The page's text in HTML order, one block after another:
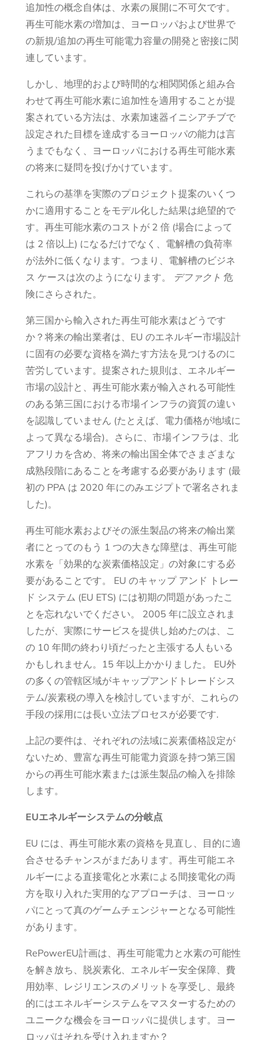
追加性の概念自体は、水素の展開に不可欠です。
再生可能水素の増加は、ヨーロッパおよび世界で
の新規/追加の再生可能電力容量の開発と密接に関
連しています。
しかし、地理的および時間的な相関関係と組み合
わせて再生可能水素に追加性を適用することが提
案されている方法は、水素加速器イニシアチブで
設定された目標を達成するヨーロッパの能力は言
うまでもなく、ヨーロッパにおける再生可能水素
の将来に疑問を投げかけています。
これらの基準を実際のプロジェクト提案のいくつ
かに適用することをモデル化した結果は絶望的で
す。再生可能水素のコストが 2 倍 (場合によって
は 2 倍以上) になるだけでなく、電解槽の負荷率
が法外に低くなります。つまり、電解槽のビジネ
ス ケースは次のようになります。
デファクト 危
険にさらされた。
第三国から輸入された再生可能水素はどうです
か？将来の輸出業者は、EU のエネルギー市場設計
に固有の必要な資格を満たす方法を見つけるのに
苦労しています。提案された規則は、エネルギー
市場の設計と、再生可能水素が輸入される可能性
のある第三国における市場インフラの資質の違い
を認識していません (たとえば、電力価格が地域に
よって異なる場合)。さらに、市場インフラは、北
アフリカを含め、将来の輸出国全体でさまざまな
成熟段階にあることを考慮する必要があります (最
初の PPA は 2020 年にのみエジプトで署名されま
した)。
再生可能水素およびその派生製品の将来の輸出業
者にとってのもう 1 つの大きな障壁は、再生可能
水素を「効果的な炭素価格設定」の対象にする必
要があることです。 EU のキャップ アンド トレー
ド システム (EU ETS) には初期の問題があったこ
とを忘れないでください。 2005 年に設立されま
したが、実際にサービスを提供し始めたのは、こ
の 10 年間の終わり頃だったと主張する人もいる
かもしれません。15 年以上かかりました。 EU外
の多くの管轄区域がキャップアンドトレードシス
テム/炭素税の導入を検討していますが、これらの
手段の採用には長い立法プロセスが必要です.
上記の要件は、それぞれの法域に炭素価格設定が
ないため、豊富な再生可能電力資源を持つ第三国
からの再生可能水素または派生製品の輸入を排除
します。
EUエネルギーシステムの分岐点
EU には、再生可能水素の資格を見直し、目的に適
合させるチャンスがまだあります。再生可能エネ
ルギーによる直接電化と水素による間接電化の両
方を取り入れた実用的なアプローチは、ヨーロッ
パにとって真のゲームチェンジャーとなる可能性
があります。
RePowerEU計画は、再生可能電力と水素の可能性
を解き放ち、脱炭素化、エネルギー安全保障、費
用効率、レジリエンスのメリットを享受し、最終
的にはエネルギーシステムをマスターするための
ユニークな機会をヨーロッパに提供します。ヨー
ロッパはそれを受け入れますか？